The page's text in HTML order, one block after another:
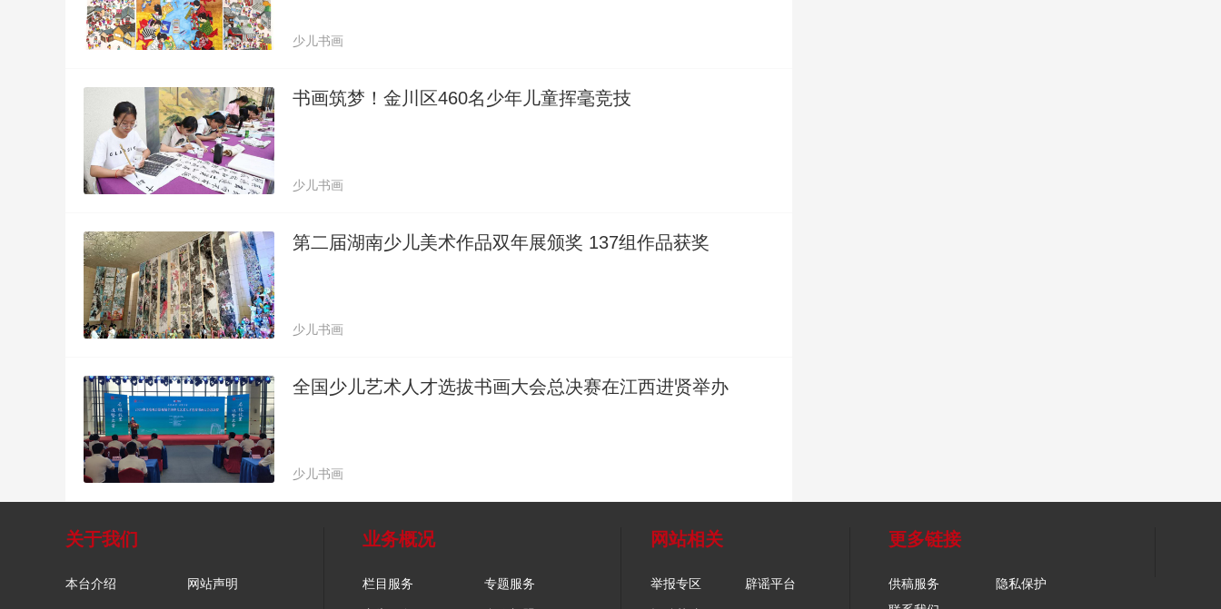
少儿书画
书画筑梦！金川区460名少年儿童挥毫竞技
少儿书画
第二届湖南少儿美术作品双年展颁奖 137组作品获奖
少儿书画
全国少儿艺术人才选拔书画大会总决赛在江西进贤举办
少儿书画
关于我们
本台介绍 网站声明
业务概况
栏目服务 专题服务
网站相关
举报专区 辟谣平台
更多链接
供稿服务
隐私保护